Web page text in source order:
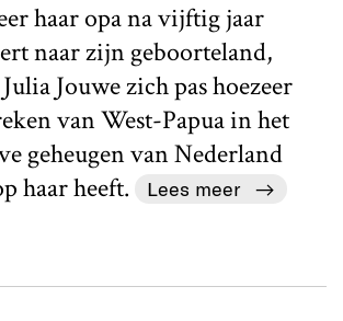
haar opa na vijftig jaar
naar zijn geboorteland,
Jouwe zich pas hoezeer
van West-Papua in het
geheugen van Nederland
haar heeft.
Lees meer